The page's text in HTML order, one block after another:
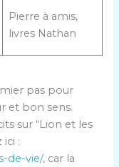
Pierre à amis,
livres Nathan
pas pour
et bon sens.
sur “Lion et les
ici :
de-vie/, car la